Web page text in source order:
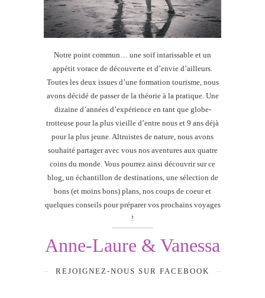
Notre point commun… une soif intarissable et un
appétit vorace de découverte et d’envie d’ailleurs.
Toutes les deux issues d’une formation tourisme, nous
avons décidé de passer de la théorie à la pratique. Une
dizaine d’années d’expérience en tant que globe-
trotteuse pour la plus vieille d’entre nous et 9 ans déjà
pour la plus jeune. Altruistes de nature, nous avons
souhaité partager avec vous nos aventures aux quatre
coins du monde. Vous pourrez ainsi découvrir sur ce
blog, un échantillon de destinations, une sélection de
bons (et moins bons) plans, nos coups de coeur et
quelques conseils pour préparer vos prochains voyages
!
Anne-Laure & Vanessa
REJOIGNEZ-NOUS SUR FACEBOOK